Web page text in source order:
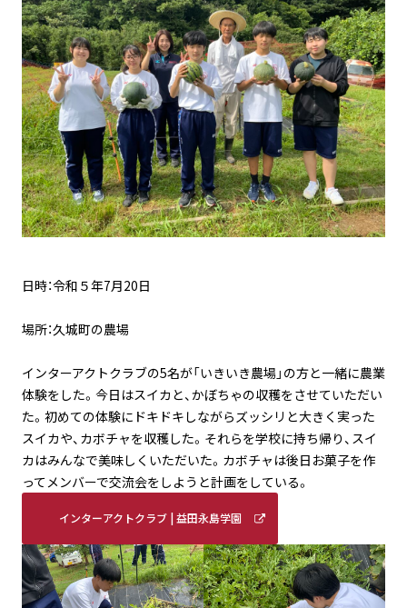
日時：令和５年7月20日
場所：久城町の農場
インターアクトクラブの5名が「いきいき農場」の方と一緒に農業
体験をした。今日はスイカと、かぼちゃの収穫をさせていただい
た。初めての体験にドキドキしながらズッシリと大きく実った
スイカや、カボチャを収穫した。それらを学校に持ち帰り、スイ
カはみんなで美味しくいただいた。カボチャは後日お菓子を作
ってメンバーで交流会をしようと計画をしている。
インターアクトクラブ | 益田永島学園
明誠高等学校 (meisei-masuda.ed.jp)